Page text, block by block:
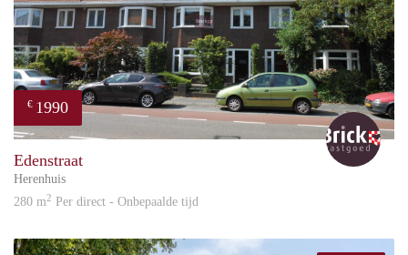
€ 1990
Brick
Edenstraat
Herenhuis
280 m2 Per direct - Onbepaalde tijd